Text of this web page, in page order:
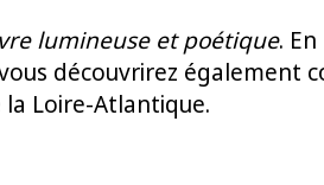
lumineuse et poétique.
découvrirez également
Loire-Atlantique.